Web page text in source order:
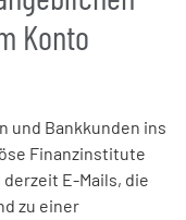
Konto
und Bankkunden ins
Finanzinstitute
E-Mails, die
zu einer